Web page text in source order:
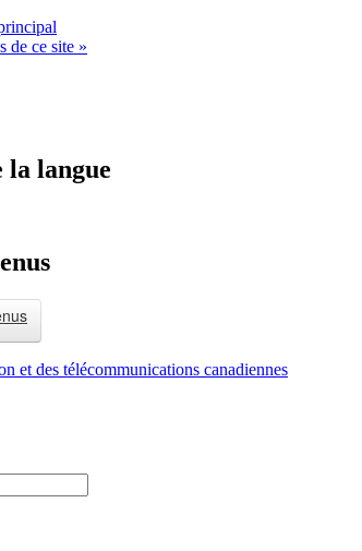
de ce site »
la langue
et des télécommunications canadiennes